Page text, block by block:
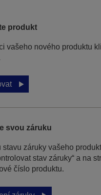
produkt
vašeho nového produktu
svou záruku
stavu záruky vašeho
stav záruky“ a na
číslo produktu.